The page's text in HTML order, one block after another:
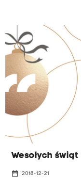
Wesołych
date_range 2018-12-21